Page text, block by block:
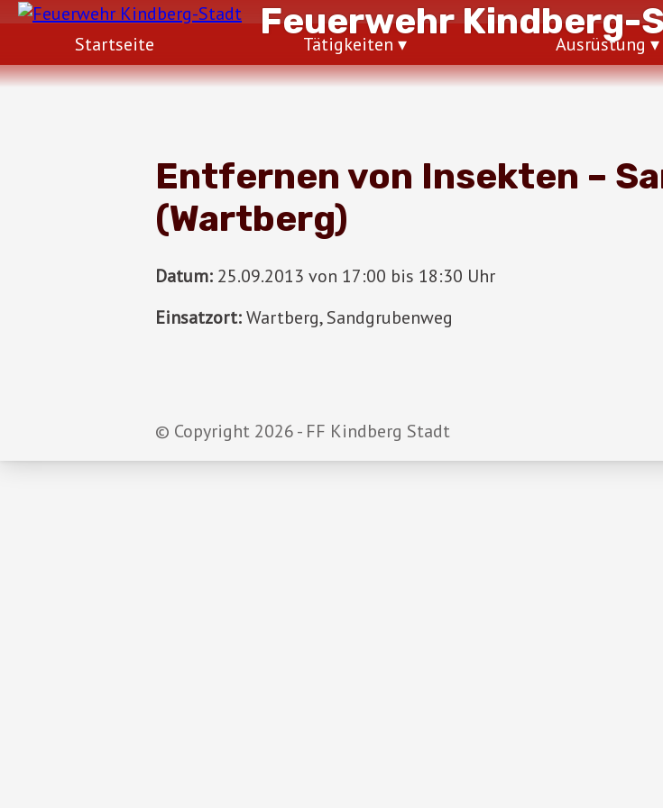
Feuerwehr Kindberg-
Startseite Tätigkeiten Ausrüstung
Entfernen von Insekten –
(Wartberg)
Datum: 25.09.2013 von 17:00 bis 18:30 Uhr
Einsatzort:Wartberg, Sandgrubenweg
© Copyright 2026 - FF Kindberg Stadt